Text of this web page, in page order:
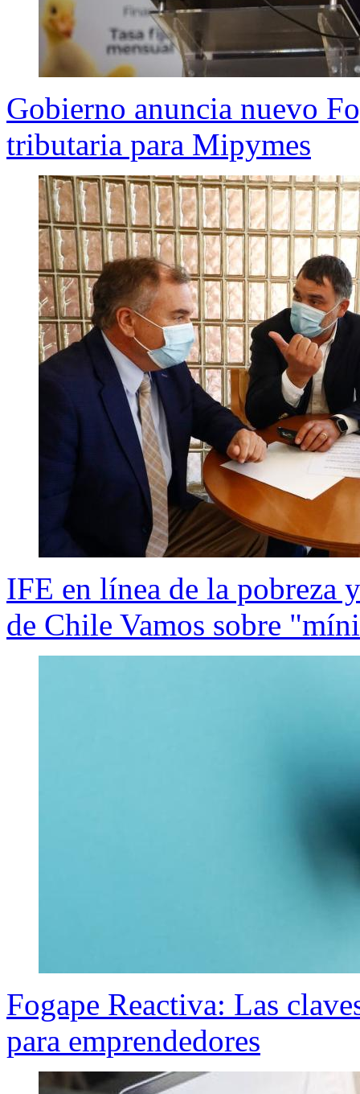
Gobierno anuncia nuevo
tributaria para Mipymes
IFE en línea de la pobreza
de Chile Vamos sobre
Fogape Reactiva: Las
para emprendedores